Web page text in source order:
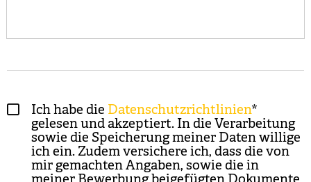
Ich habe die Datenschutzrichtlinien*
gelesen und akzeptiert. In die Verarbeitung
sowie die Speicherung meiner Daten willige
ich ein. Zudem versichere ich, dass die von
mir gemachten Angaben, sowie die in